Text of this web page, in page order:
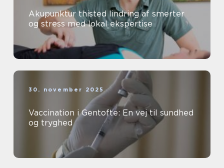
Akupunktur thisted lindring af smerter
og stress med lokal ekspertise
30. november 2025
Vaccination i Gentofte: En vej til sundhed
og tryghed